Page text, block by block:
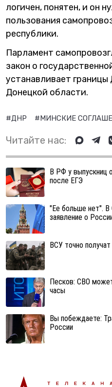
логичен, понятен, и он
пользования
республики.
Парламент
закон о
устанавливает
Донецкой области.
#ДНР #МИНСКИЕ
Читайте нас:
В РФ у выпускниц
после ЕГЭ
"Ее больше нет".
заявление о
ВСУ точно
Песков: СВО
часы
Вы побеждаете:
России